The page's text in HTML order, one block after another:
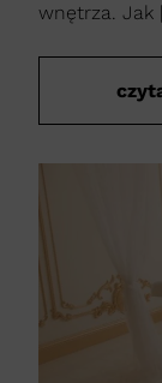
wnętrza. Jak